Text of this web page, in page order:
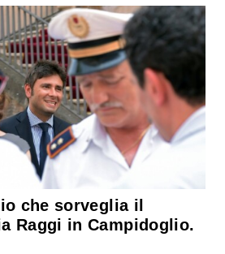
che sorveglia il
Raggi in Campidoglio.